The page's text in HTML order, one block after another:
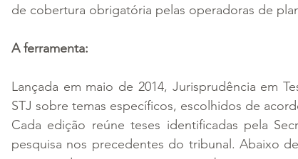
de cobertura obrigatória pelas operadoras de
A ferramenta:
Lançada em maio de 2014, Jurisprudência em
STJ sobre temas específicos, escolhidos de
Cada edição reúne teses identificadas pela
pesquisa nos precedentes do tribunal. Abaixo